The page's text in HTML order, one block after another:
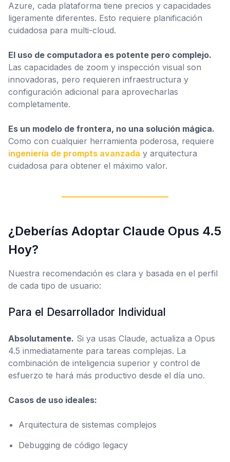
Azure, cada plataforma tiene precios y capacidades
ligeramente diferentes. Esto requiere planificación
cuidadosa para multi-cloud.
El uso de computadora es potente pero complejo.
Las capacidades de zoom y inspección visual son
innovadoras, pero requieren infraestructura y
configuración adicional para aprovecharlas
completamente.
Es un modelo de frontera, no una solución mágica.
Como con cualquier herramienta poderosa, requiere
ingeniería de prompts avanzada y arquitectura
cuidadosa para obtener el máximo valor.
¿Deberías Adoptar Claude Opus 4.5
Hoy?
Nuestra recomendación es clara y basada en el perfil
de cada tipo de usuario:
Para el Desarrollador Individual
Absolutamente. Si ya usas Claude, actualiza a Opus
4.5 inmediatamente para tareas complejas. La
combinación de inteligencia superior y control de
esfuerzo te hará más productivo desde el día uno.
Casos de uso ideales:
Arquitectura de sistemas complejos
Debugging de código legacy